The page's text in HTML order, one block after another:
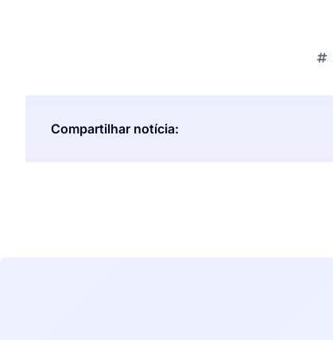
Compartilhar notícia: